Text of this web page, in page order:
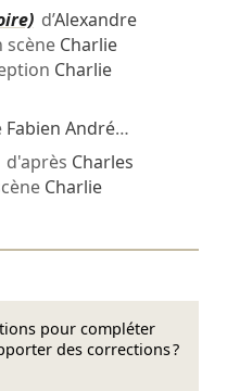
d’Alexandre
scène Charlie
Charlie
Fabien André…
Charles
Charlie
pour compléter
des corrections ?